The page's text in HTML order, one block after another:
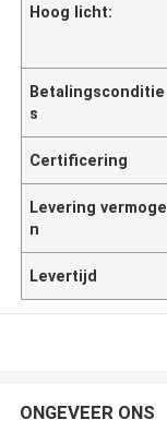
Hoog licht:
Betalingsconditie
s
Certificering
Levering vermoge
n
Levertijd
ONGEVEER ONS